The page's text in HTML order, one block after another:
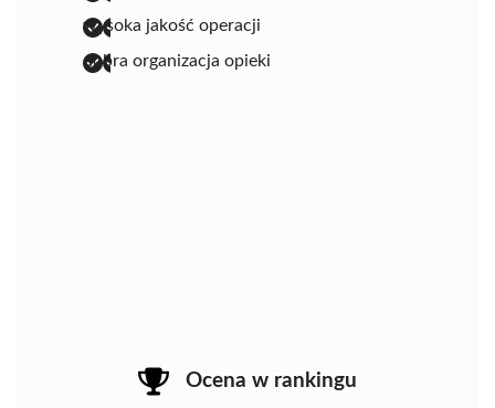
wysoka jakość operacji
dobra organizacja opieki
Ocena w rankingu